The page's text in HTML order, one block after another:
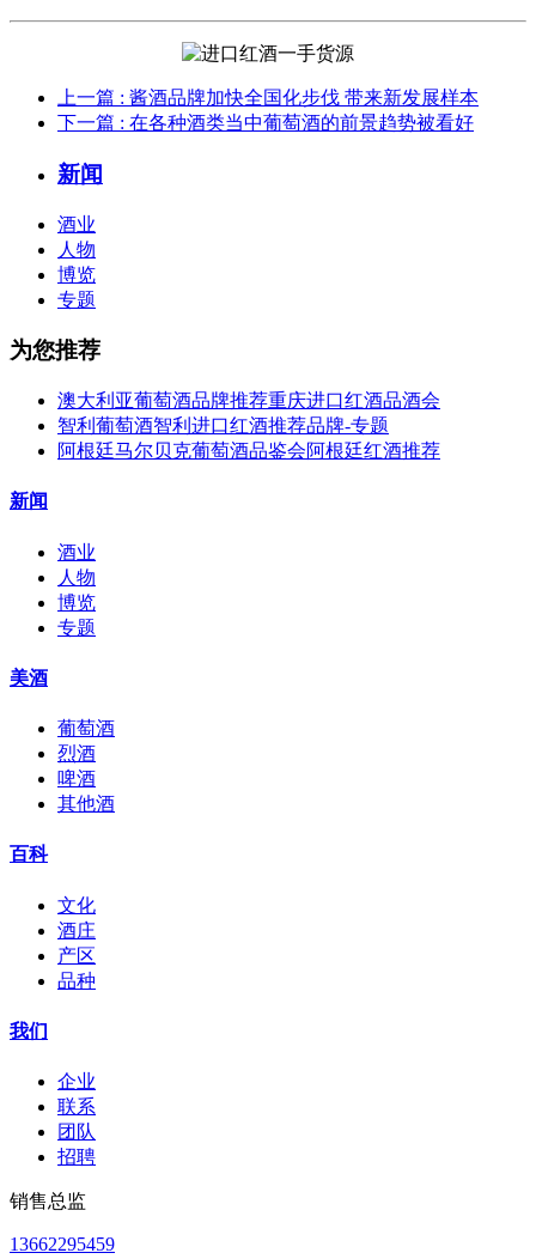
上一篇 : 酱酒品牌加快全国化步伐 带来新发展样本
下一篇 : 在各种酒类当中葡萄酒的前景趋势被看好
新闻
酒业
人物
博览
专题
为您推荐
澳大利亚葡萄酒品牌推荐重庆进口红酒品酒会
智利葡萄酒智利进口红酒推荐品牌-专题
阿根廷马尔贝克葡萄酒品鉴会阿根廷红酒推荐
新闻
酒业
人物
博览
专题
美酒
葡萄酒
烈酒
啤酒
其他酒
百科
文化
酒庄
产区
品种
我们
企业
联系
团队
招聘
销售总监
13662295459